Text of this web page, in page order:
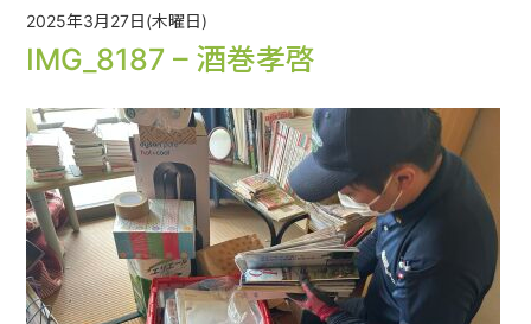
2025年3月27日(木曜日)
IMG_8187 – 酒巻孝啓